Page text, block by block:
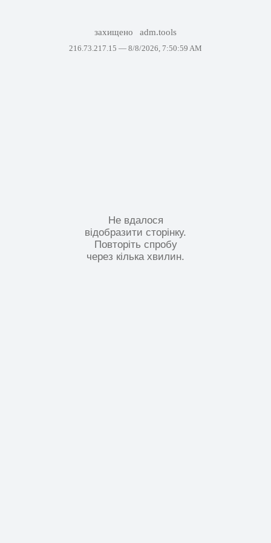
захищено adm.tools
216.73.217.15 — 8/8/2026, 7:50:59 AM
Не вдалося
відобразити сторінку.
Повторіть спробу
через кілька хвилин.